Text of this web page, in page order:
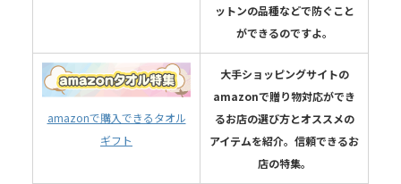
ットンの品種などで防ぐこと
ができるのですよ。
amazonで購入できるタオル
ギフト
大手ショッピングサイトの
amazonで贈り物対応ができ
るお店の選び方とオススメの
アイテムを紹介。信頼できるお
店の特集。